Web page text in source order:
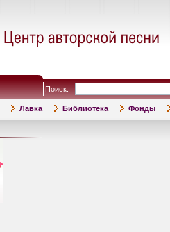
Поиск:
Лавка Библиотека Фонды